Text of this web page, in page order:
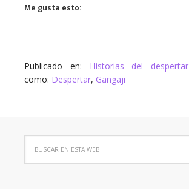
Me gusta esto:
Publicado en: Historias del despertar
como: Despertar, Gangaji